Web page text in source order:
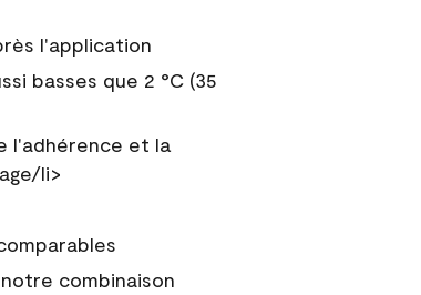
l'application
basses que 2 °C (35
l'adhérence et la
li>
combinaison